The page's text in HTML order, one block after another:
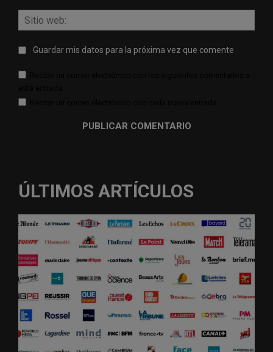
web:
Guardar mis datos para la próxima vez que comente
ÚLTIMOS ARTÍCULOS